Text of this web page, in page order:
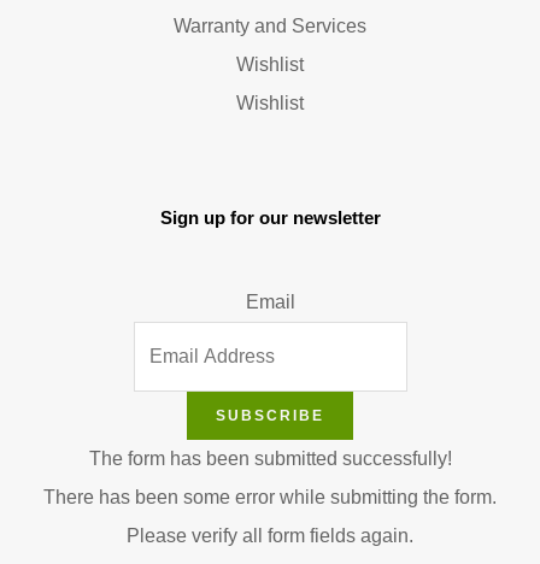
Warranty and Services
Wishlist
Wishlist
Sign up for our newsletter
Email
SUBSCRIBE
The form has been submitted successfully!
There has been some error while submitting the form.
Please verify all form fields again.